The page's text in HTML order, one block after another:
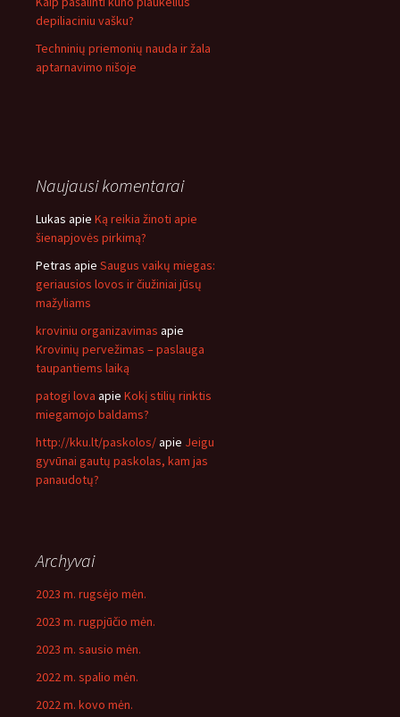
depiliaciniu vašku?
Techninių priemonių nauda ir žala
aptarnavimo nišoje
Naujausi komentarai
Lukas apie Ką reikia žinoti apie
šienapjovės pirkimą?
Petras apie Saugus vaikų miegas:
geriausios lovos ir čiužiniai jūsų
mažyliams
kroviniu organizavimas apie
Krovinių pervežimas – paslauga
taupantiems laiką
patogi lova apie Kokį stilių rinktis
miegamojo baldams?
http://kku.lt/paskolos/apie Jeigu
gyvūnai gautų paskolas, kam jas
panaudotų?
Archyvai
2023 m. rugsėjo mėn.
2023 m. rugpjūčio mėn.
2023 m. sausio mėn.
2022 m. spalio mėn.
2022 m. kovo mėn.